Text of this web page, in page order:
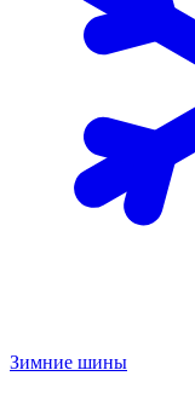
Зимние шины